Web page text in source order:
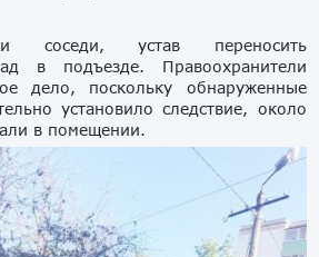
соседи, устав переносить
в подъезде. Правоохранители
дело, поскольку обнаруженные
установило следствие, около
в помещении.